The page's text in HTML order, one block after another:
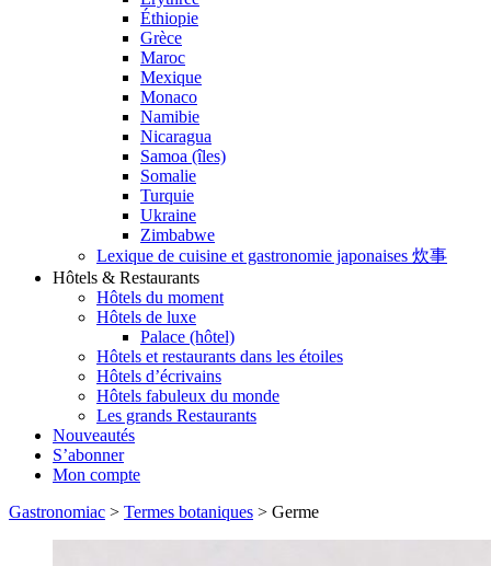
Éthiopie
Grèce
Maroc
Mexique
Monaco
Namibie
Nicaragua
Samoa (îles)
Somalie
Turquie
Ukraine
Zimbabwe
Lexique de cuisine et gastronomie japonaises 炊事
Hôtels & Restaurants
Hôtels du moment
Hôtels de luxe
Palace (hôtel)
Hôtels et restaurants dans les étoiles
Hôtels d’écrivains
Hôtels fabuleux du monde
Les grands Restaurants
Nouveautés
S’abonner
Mon compte
Gastronomiac > Termes botaniques > Germe